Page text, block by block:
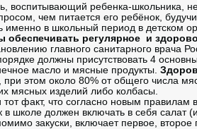
воспитывающий ребенка-школьника,
чем питается его ребёнок,
именно в школьный период в детском
обеспечивать регулярное и
главного санитарного врача
должны присутствовать 4
масло и мясные продукты.
, при этом около 80% от общего числа
мясных изделий либо колбасы.
факт, что согласно новым правилам
в школе должен включать в себя салат
закуски, включает первое, второе